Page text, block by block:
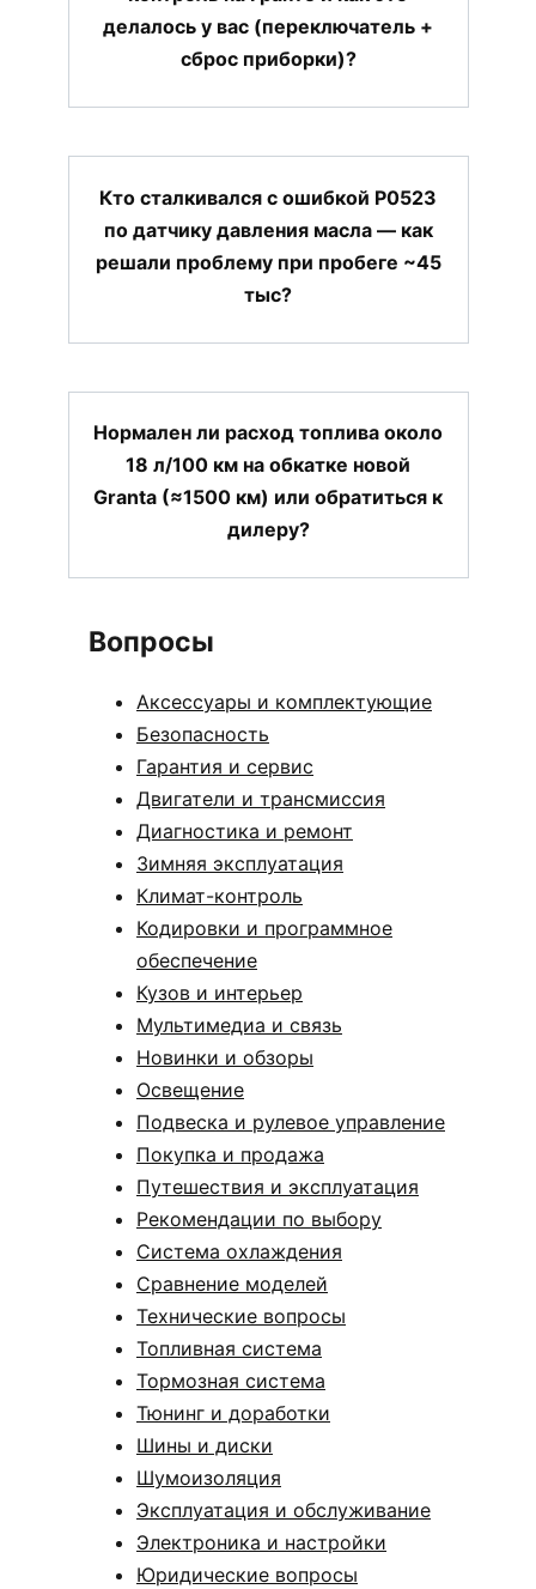
делалось у вас (переключатель +
сброс приборки)?
Кто сталкивался с ошибкой P0523
по датчику давления масла — как
решали проблему при пробеге ~45
тыс?
Нормален ли расход топлива около
18 л/100 км на обкатке новой
Granta (≈1500 км) или обратиться к
дилеру?
Вопросы
Аксессуары и комплектующие
Безопасность
Гарантия и сервис
Двигатели и трансмиссия
Диагностика и ремонт
Зимняя эксплуатация
Климат-контроль
Кодировки и программное
обеспечение
Кузов и интерьер
Мультимедиа и связь
Новинки и обзоры
Освещение
Подвеска и рулевое управление
Покупка и продажа
Путешествия и эксплуатация
Рекомендации по выбору
Система охлаждения
Сравнение моделей
Технические вопросы
Топливная система
Тормозная система
Тюнинг и доработки
Шины и диски
Шумоизоляция
Эксплуатация и обслуживание
Электроника и настройки
Юридические вопросы